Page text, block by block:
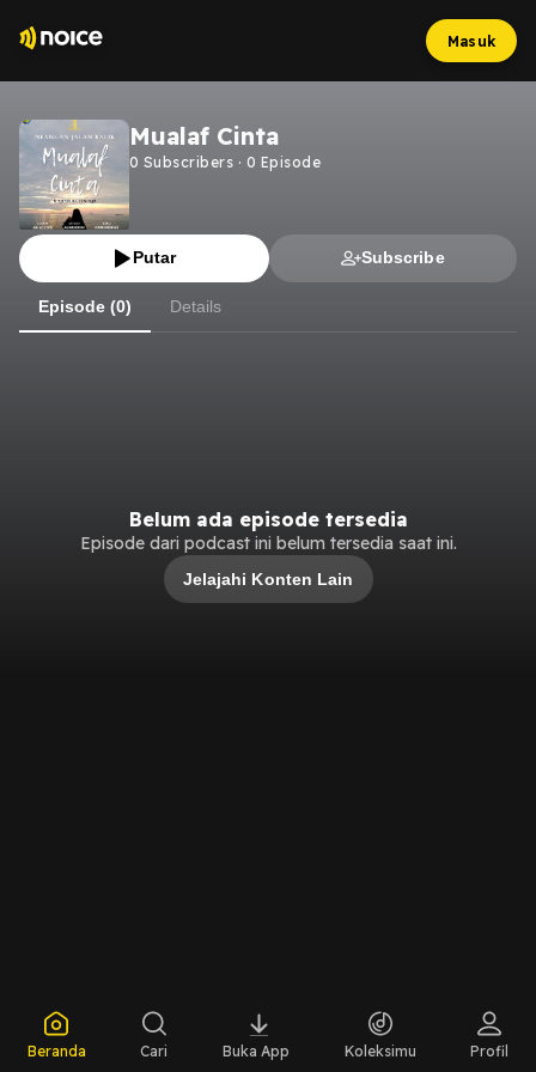
Masuk
Mualaf Cinta
0 Subscribers · 0 Episode
Putar Subscribe
Episode (0) Details
Belum ada episode tersedia
Episode dari podcast ini belum tersedia saat ini.
Jelajahi Konten Lain
Beranda Cari Buka App Koleksimu Profil